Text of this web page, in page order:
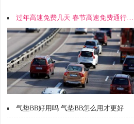
过年高速免费几天 春节高速免费通行时间
气垫BB好用吗 气垫BB怎么用才更好